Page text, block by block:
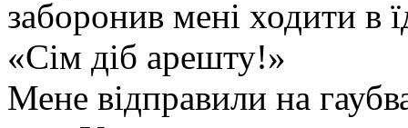
заборонив мені ходити в
«Сім діб арешту!»
Мене відправили на